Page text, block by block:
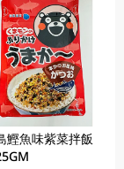
鰹魚味紫菜拌飯